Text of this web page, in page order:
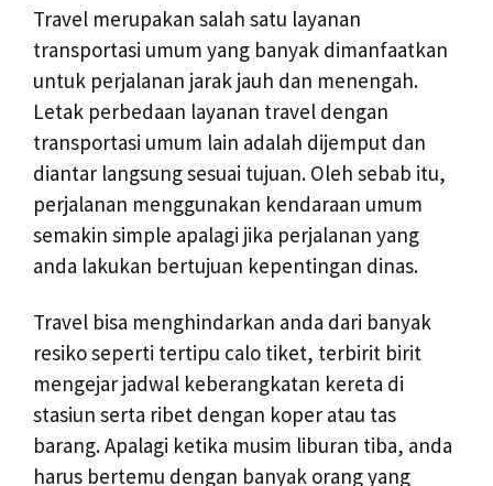
Travel merupakan salah satu layanan
transportasi umum yang banyak dimanfaatkan
untuk perjalanan jarak jauh dan menengah.
Letak perbedaan layanan travel dengan
transportasi umum lain adalah dijemput dan
diantar langsung sesuai tujuan. Oleh sebab itu,
perjalanan menggunakan kendaraan umum
semakin simple apalagi jika perjalanan yang
anda lakukan bertujuan kepentingan dinas.
Travel bisa menghindarkan anda dari banyak
resiko seperti tertipu calo tiket, terbirit birit
mengejar jadwal keberangkatan kereta di
stasiun serta ribet dengan koper atau tas
barang. Apalagi ketika musim liburan tiba, anda
harus bertemu dengan banyak orang yang